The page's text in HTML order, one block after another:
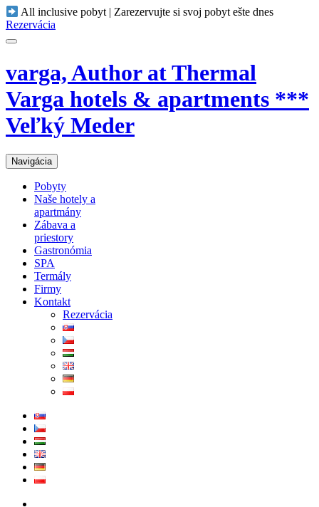
All inclusive pobyt | Zarezervujte si svoj pobyt ešte dnes
Rezervácia
varga, Author at Thermal
Varga hotels & apartments ***
Veľký Meder
Navigácia
Pobyty
Naše hotely a
apartmány
Zábava a
priestory
Gastronómia
SPA
Termály
Firmy
Kontakt
Rezervácia